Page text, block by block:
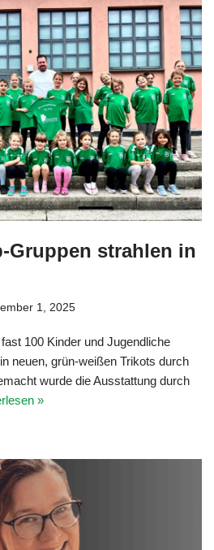
Gruppen strahlen in
1, 2025
100 Kinder und Jugendliche
neuen, grün-weißen Trikots durch
wurde die Ausstattung durch
»